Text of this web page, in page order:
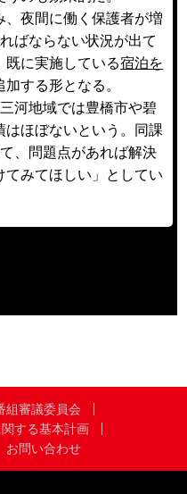
夜間に働く保護者が増
ばならない状況が出て
既に実施している宿泊を
する形となる。
河地域では豊橋市や碧
ほぼないという。同課
、問題点があれば解決
てみてほしい」としてい
組審議委員会
する基本計画
お問い合わせ